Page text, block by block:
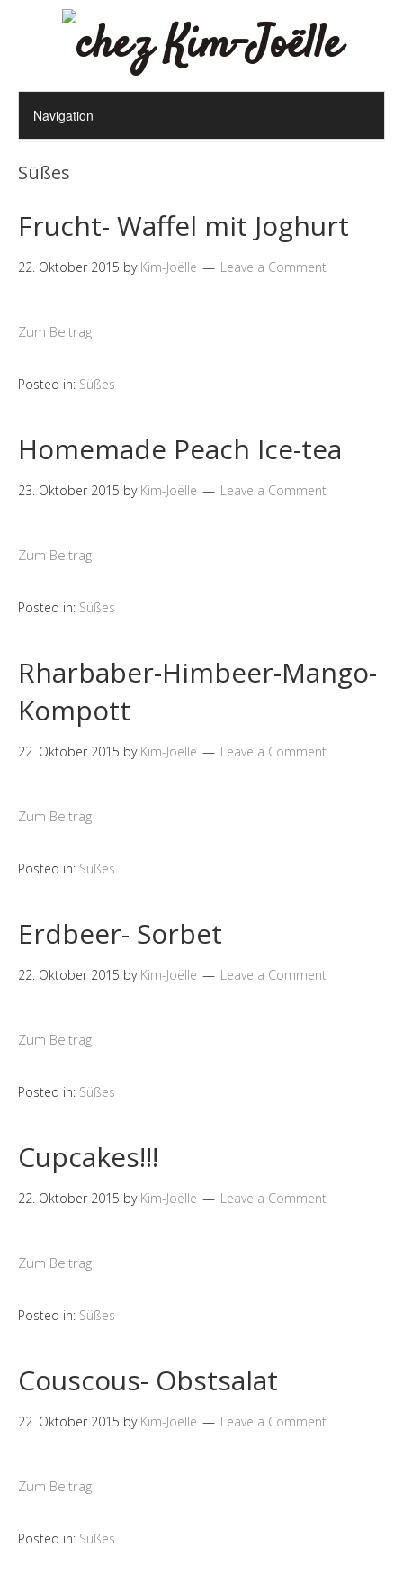
Süßes
Frucht- Waffel mit Joghurt
22. Oktober 2015 by Kim-Joëlle Leave a Comment
Zum Beitrag
Posted in: Süßes
Homemade Peach Ice-tea
23. Oktober 2015 by Kim-Joëlle Leave a Comment
Zum Beitrag
Posted in: Süßes
Rharbaber-Himbeer-Mango-
Kompott
22. Oktober 2015 by Kim-Joëlle Leave a Comment
Zum Beitrag
Posted in: Süßes
Erdbeer- Sorbet
22. Oktober 2015 by Kim-Joëlle Leave a Comment
Zum Beitrag
Posted in: Süßes
Cupcakes!!!
22. Oktober 2015 by Kim-Joëlle Leave a Comment
Zum Beitrag
Posted in: Süßes
Couscous- Obstsalat
22. Oktober 2015 by Kim-Joëlle Leave a Comment
Zum Beitrag
Posted in: Süßes